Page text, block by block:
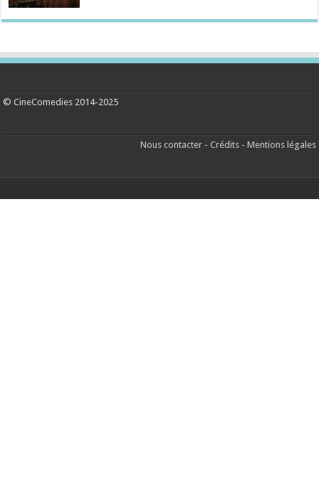
© CineComedies 2014-2025
Nous contacter- Crédits- Mentions légales